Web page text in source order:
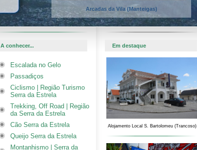
Arcadas da Vila (Manteigas)
A conhecer... Em destaque
Escalada no Gelo
Passadiços
Ciclismo | Região Turismo
Serra da Estrela
Trekking, Off Road | Região
da Serra da Estrela
Cão Serra da Estrela
Queijo Serra da Estrela
Montanhismo | Serra da
Alojamento Local S. Bartolomeu (Trancoso)